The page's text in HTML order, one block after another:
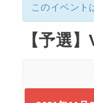
このイベント
【予選